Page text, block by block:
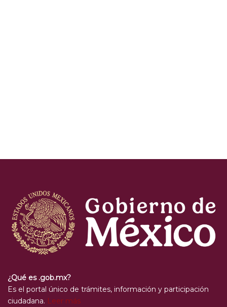
¿Qué es .gob.mx?
Es el portal único de trámites, información y participación
ciudadana. Leer más